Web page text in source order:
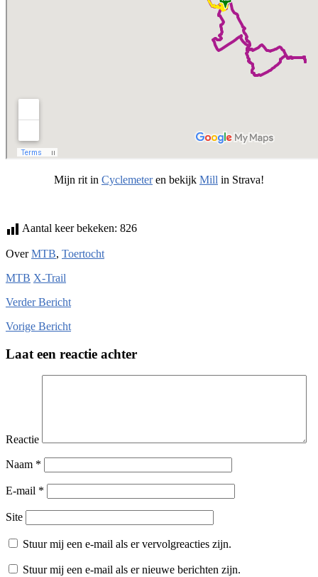
Mijn rit in Cyclemeteren bekijk Mill in Strava!
Aantal keer bekeken: 826
OverMTB, Toertocht
MTB X-Trail
VerderBericht
Vorige Bericht
Laat een reactie achter
Reactie
Naam *
E-mail *
Site
Stuur mij een e-mail als er vervolgreacties zijn.
Stuur mij een e-mail als er nieuwe berichten zijn.